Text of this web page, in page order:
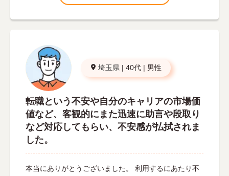
埼玉県 | 40代 | 男性
転職という不安や自分のキャリアの市場価
値など、客観的にまた迅速に助言や段取り
など対応してもらい、不安感が払拭されま
した。
本当にありがとうございました。 利用するにあたり不